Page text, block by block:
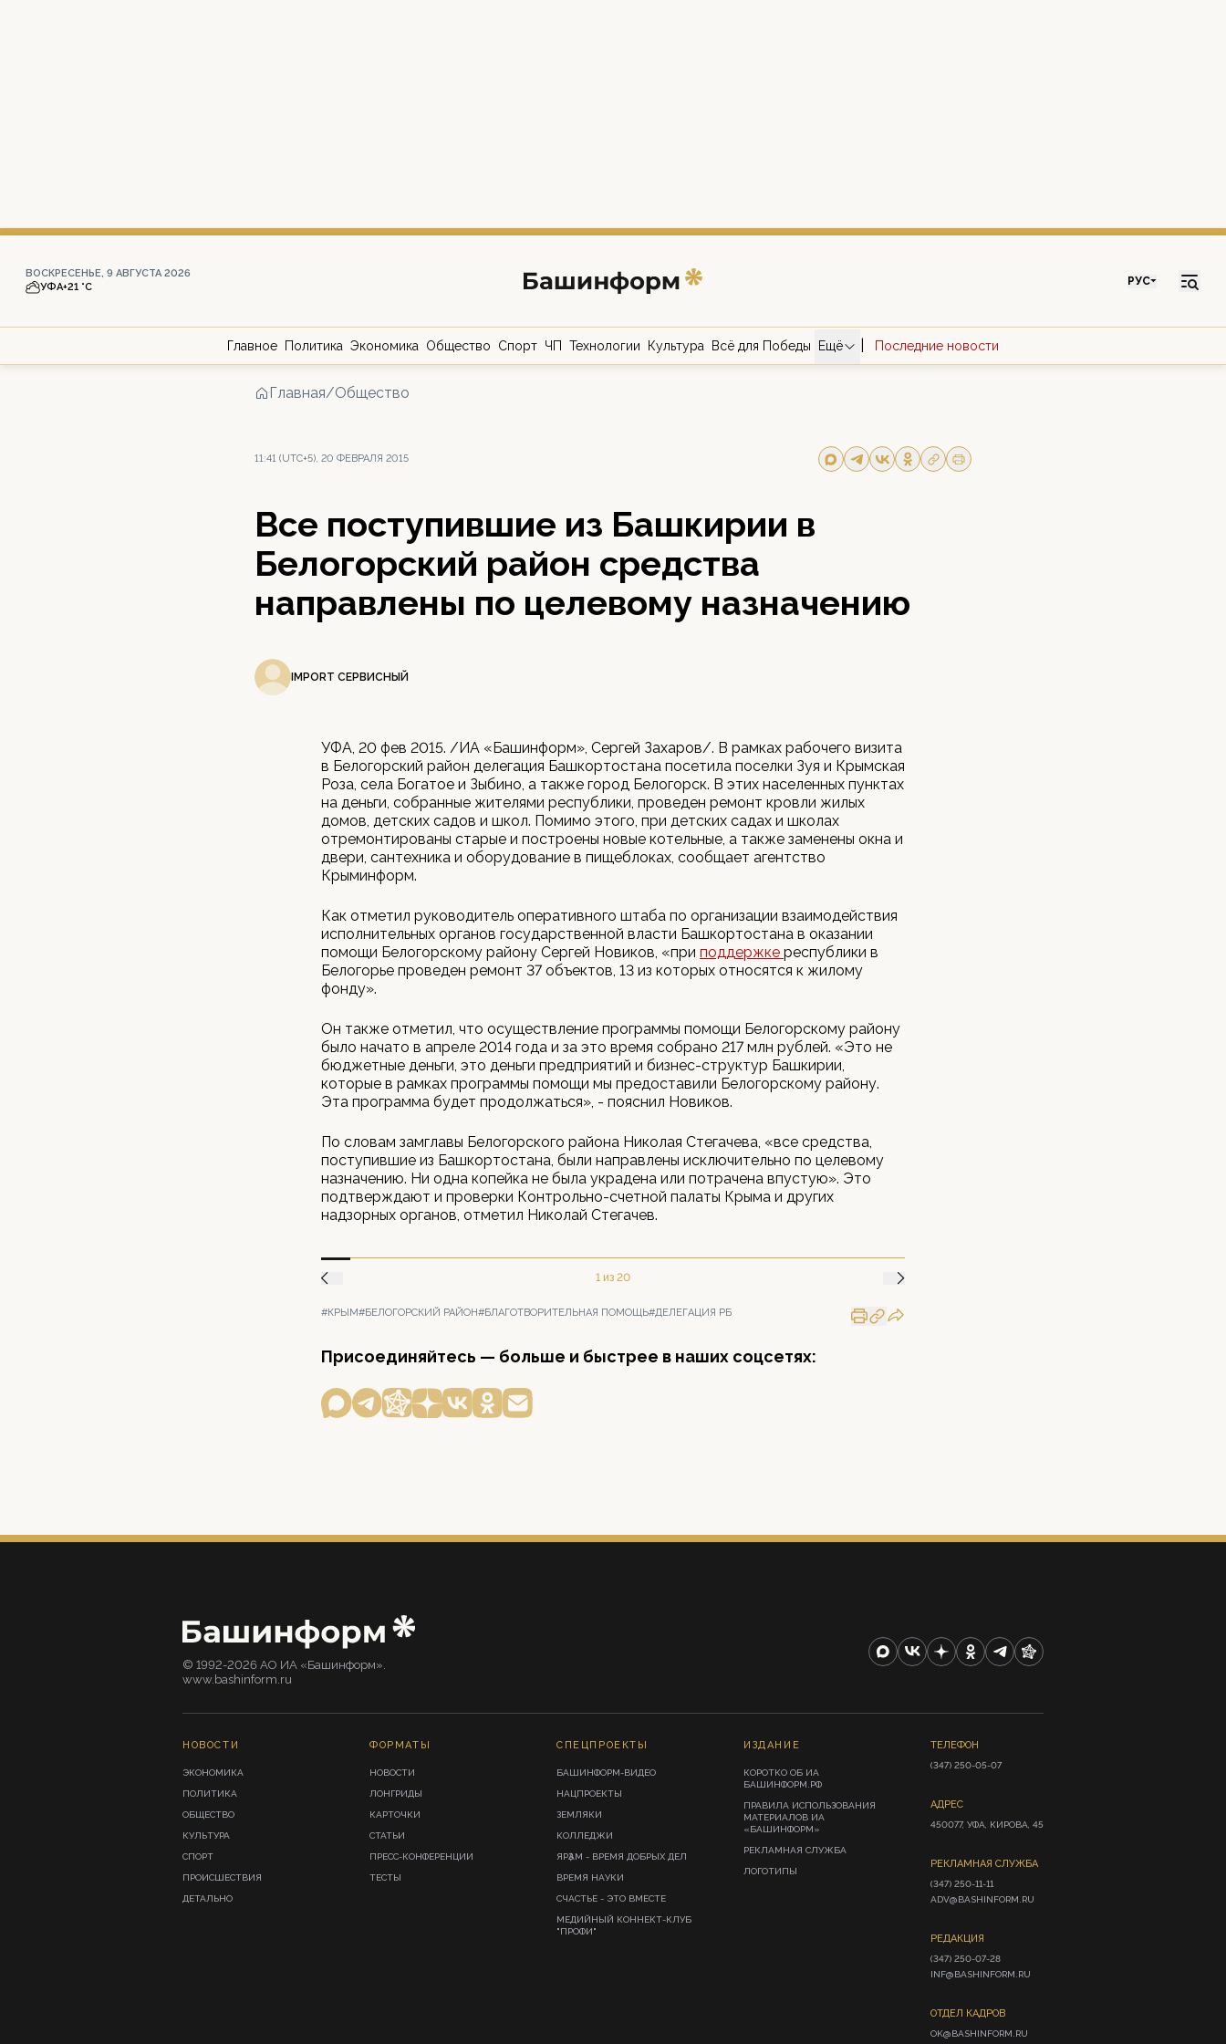
ВОСКРЕСЕНЬЕ, 9 АВГУСТА 2026
УФА+21 °С РУС
Главное Политика Экономика Общество Спорт ЧП Технологии Культура Всё для Победы Ещё Последние новости
Главная/Общество
11:41 (UTC+5), 20 ФЕВРАЛЯ 2015
Все поступившие из Башкирии в
Белогорский район средства
направлены по целевому назначению
IMPORT СЕРВИСНЫЙ
УФА, 20 фев 2015. /ИА «Башинформ», Сергей Захаров/. В рамках рабочего визита
в Белогорский район делегация Башкортостана посетила поселки Зуя и Крымская
Роза, села Богатое и Зыбино, а также город Белогорск. В этих населенных пунктах
на деньги, собранные жителями республики, проведен ремонт кровли жилых
домов, детских садов и школ. Помимо этого, при детских садах и школах
отремонтированы старые и построены новые котельные, а также заменены окна и
двери, сантехника и оборудование в пищеблоках, сообщает агентство
Крыминформ.
Как отметил руководитель оперативного штаба по организации взаимодействия
исполнительных органов государственной власти Башкортостана в оказании
помощи Белогорскому району Сергей Новиков, «при поддержке республики в
Белогорье проведен ремонт 37 объектов, 13 из которых относятся к жилому
фонду».
Он также отметил, что осуществление программы помощи Белогорскому району
было начато в апреле 2014 года и за это время собрано 217 млн рублей. «Это не
бюджетные деньги, это деньги предприятий и бизнес-структур Башкирии,
которые в рамках программы помощи мы предоставили Белогорскому району.
Эта программа будет продолжаться», - пояснил Новиков.
По словам замглавы Белогорского района Николая Стегачева, «все средства,
поступившие из Башкортостана, были направлены исключительно по целевому
назначению. Ни одна копейка не была украдена или потрачена впустую». Это
подтверждают и проверки Контрольно-счетной палаты Крыма и других
надзорных органов, отметил Николай Стегачев.
1 из 20
#КРЫМ#БЕЛОГОРСКИЙ РАЙОН#БЛАГОТВОРИТЕЛЬНАЯ ПОМОЩЬ#ДЕЛЕГАЦИЯ РБ
Присоединяйтесь — больше и быстрее в наших соцсетях:
© 1992-2026 АО ИА «Башинформ».
www.bashinform.ru
НОВОСТИ
ЭКОНОМИКА
ПОЛИТИКА
ОБЩЕСТВО
КУЛЬТУРА
СПОРТ
ПРОИСШЕСТВИЯ
ДЕТАЛЬНО
ФОРМАТЫ
НОВОСТИ
ЛОНГРИДЫ
КАРТОЧКИ
СТАТЬИ
ПРЕСС-КОНФЕРЕНЦИИ
ТЕСТЫ
СПЕЦПРОЕКТЫ
БАШИНФОРМ-ВИДЕО
НАЦПРОЕКТЫ
ЗЕМЛЯКИ
КОЛЛЕДЖИ
ЯРҘАМ - ВРЕМЯ ДОБРЫХ ДЕЛ
ВРЕМЯ НАУКИ
СЧАСТЬЕ - ЭТО ВМЕСТЕ
МЕДИЙНЫЙ КОННЕКТ-КЛУБ
"ПРОФИ"
ИЗДАНИЕ
КОРОТКО ОБ ИА
БАШИНФОРМ.РФ
ПРАВИЛА ИСПОЛЬЗОВАНИЯ
МАТЕРИАЛОВ ИА
«БАШИНФОРМ»
РЕКЛАМНАЯ СЛУЖБА
ЛОГОТИПЫ
ТЕЛЕФОН
(347) 250-05-07
АДРЕС
450077, УФА, КИРОВА, 45
РЕКЛАМНАЯ СЛУЖБА
(347) 250-11-11
ADV@BASHINFORM.RU
РЕДАКЦИЯ
(347) 250-07-28
INF@BASHINFORM.RU
ОТДЕЛ КАДРОВ
OK@BASHINFORM.RU